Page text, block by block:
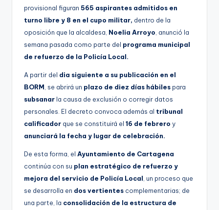
provisional figuran 565 aspirantes admitidos en
turno libre y 8 en el cupo militar, dentro de la
oposición que la alcaldesa, Noelia Arroyo , anunció la
semana pasada como parte del programa municipal
de refuerzo de la Policía Local.
A partir del dia siguiente a su publicación en el
BORM , se abrirá un plazo de diez días hábiles para
subsanar la causa de exclusión o corregir datos
personales. El decreto convoca además al tribunal
calificador que se constituirá el 16 de febrero y
anunciará la fecha y lugar de celebración.
De esta forma, el Ayuntamiento de Cartagena
continúa con su plan estratégico de refuerzo y
mejora del servicio de Policía Local , un proceso que
se desarrolla en dos vertientes complementarias; de
una parte, la consolidación de la estructura de